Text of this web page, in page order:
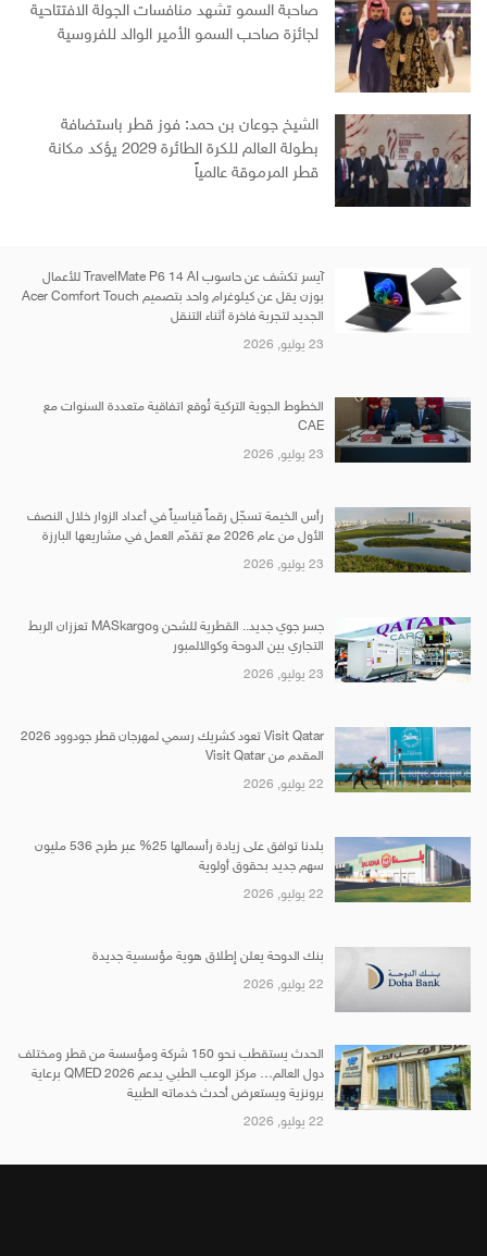
صاحبة السمو تشهد منافسات الجولة الافتتاحية
لجائزة صاحب السمو الأمير الوالد للفروسية
الشيخ جوعان بن حمد: فوز قطر باستضافة
بطولة العالم للكرة الطائرة 2029 يؤكد مكانة
قطر المرموقة عالمياً
آيسر تكشف عن حاسوب TravelMate P6 14 AI للأعمال
بوزن يقل عن كيلوغرام واحد بتصميم Acer Comfort Touch
الجديد لتجربة فاخرة أثناء التنقل
23 يوليو, 2026
الخطوط الجوية التركية تُوقع اتفاقية متعددة السنوات مع
CAE
23 يوليو, 2026
رأس الخيمة تسجّل رقماً قياسياً في أعداد الزوار خلال النصف
الأول من عام 2026 مع تقدّم العمل في مشاريعها البارزة
23 يوليو, 2026
جسر جوي جديد.. القطرية للشحن وMASkargo تعززان الربط
التجاري بين الدوحة وكوالالمبور
23 يوليو, 2026
Visit Qatar تعود كشريك رسمي لمهرجان قطر جودوود 2026
المقدم من Visit Qatar
22 يوليو, 2026
بلدنا توافق على زيادة رأسمالها 25% عبر طرح 536 مليون
سهم جديد بحقوق أولوية
22 يوليو, 2026
بنك الدوحة يعلن إطلاق هوية مؤسسية جديدة
22 يوليو, 2026
الحدث يستقطب نحو 150 شركة ومؤسسة من قطر ومختلف
دول العالم… مركز الوعب الطبي يدعم QMED 2026 برعاية
برونزية ويستعرض أحدث خدماته الطبية
22 يوليو, 2026